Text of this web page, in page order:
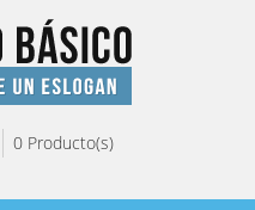
0 Producto(s)